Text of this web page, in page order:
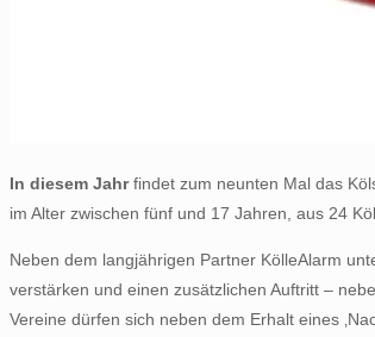
In diesem Jahrfindet zum neunten Mal das
im Alter zwischen fünf und 17 Jahren, aus 24
Neben dem langjährigen Partner KölleAlarm
verstärken und einen zusätzlichen Auftritt –
Vereine dürfen sich neben dem Erhalt eines